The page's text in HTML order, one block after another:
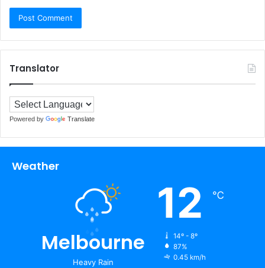
Translator
Powered by Translate
Weather
Melbourne
Heavy Rain
12 ℃
14º - 8º
87%
0.45 km/h